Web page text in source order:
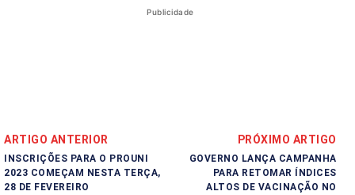
Publicidade
ARTIGO ANTERIOR
INSCRIÇÕES PARA O PROUNI
2023 COMEÇAM NESTA TERÇA,
28 DE FEVEREIRO
PRÓXIMO ARTIGO
GOVERNO LANÇA CAMPANHA
PARA RETOMAR ÍNDICES
ALTOS DE VACINAÇÃO NO